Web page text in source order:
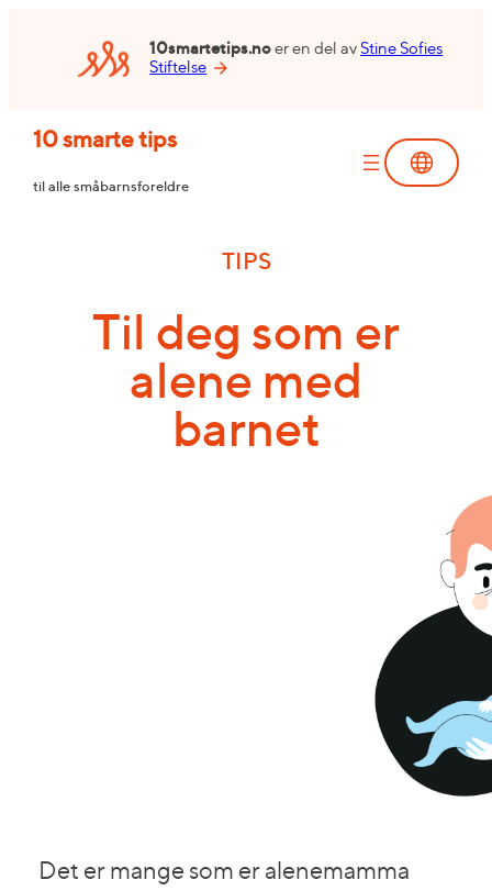
10smartetips.noer en del avStine Sofies
Stiftelse
10 smarte tips
til alle småbarnsforeldre
TIPS
Til deg som er
alene med
barnet
Det er mange som er alenemamma